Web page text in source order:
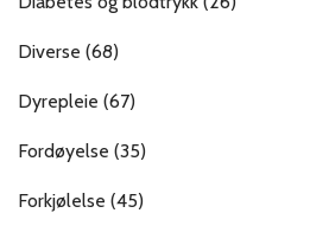
Diverse (68)
Dyrepleie (67)
Fordøyelse (35)
Forkjølelse (45)